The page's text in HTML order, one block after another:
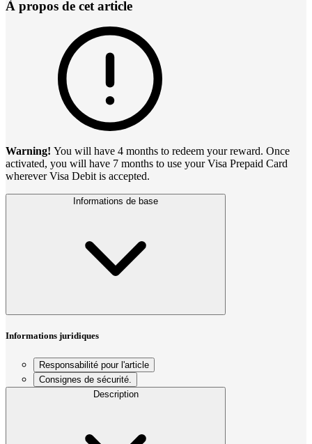
À propos de cet article
Warning! You will have 4 months to redeem your reward. Once
activated, you will have 7 months to use your Visa Prepaid Card
wherever Visa Debit is accepted.
Informations de base
Informations juridiques
Responsabilité pour l'article
Consignes de sécurité.
Description